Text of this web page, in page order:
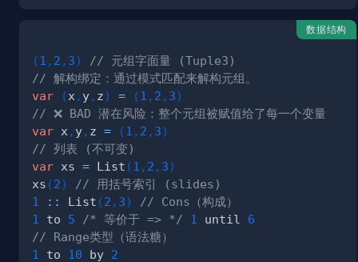
数据结构
(1 , 2 , 3)
// 元组字面量 (Tuple3)
// 解构绑定：通过模式匹配来解构元组。
var
(x , y, z) = (1 , 2 , 3)
// ❌ BAD 潜在风险：整个元组被赋值给了每一个变量
var x , y, z = (1 , 2 , 3)
// 列表 (不可变)
var xs = List (1 , 2 , 3)
xs (2)
// 用括号索引 (slides)
1
:: List (2 , 3)
// Cons（构成）
1
to 5 /* 等价于 => */ 1 until 6
// Range类型（语法糖）
1
to 10 by 2